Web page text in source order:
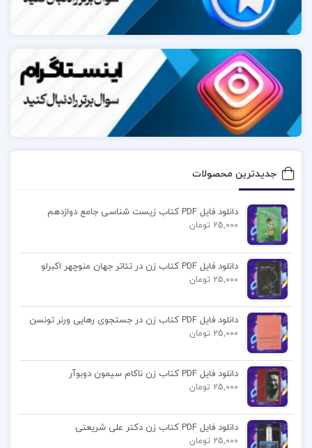
UNIT 2 :
UNIT 3 :
Hardware and Software
UNIT 4 :
computers make the world smaller and smarter
و …
زبان تخصصی کامپیوتر مهدی یوسف خانی
یوسف خانی
خرید کتاب زبان تخصصی رشته کامپیوتر در قالب pdf
دانلود کتاب زبان تخصصی رشته کامپیوتر مهدی
یوسف خانی
جدیدترین محصولات
دانلود فایل PDF کتاب زیست شناسی جامع دوازدهم
25,000 تومان
دانلود فایل PDF کتاب زن در تئاتر جهان منوچهر اکبرلو
25,000 تومان
دانلود فایل PDF کتاب زن در جستجوی رهایی ورنر تونسن
25,000 تومان
دانلود فایل PDF کتاب زن ناکام سیمون دوبوآر
25,000 تومان
دانلود فایل PDF کتاب زن دکتر علی شریعتی
25,000 تومان